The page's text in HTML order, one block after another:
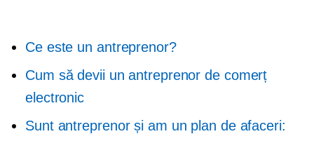
Ce este un antreprenor?
Cum să devii un antreprenor de comerț
electronic
Sunt antreprenor și am un plan de afaceri: